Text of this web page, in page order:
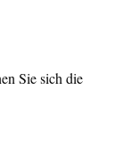
Sie sich die